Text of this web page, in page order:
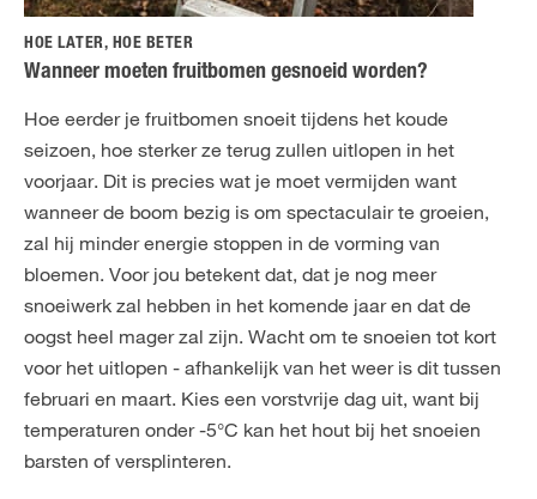
HOE LATER, HOE BETER
Wanneer moeten fruitbomen gesnoeid worden?
Hoe eerder je fruitbomen snoeit tijdens het koude
seizoen, hoe sterker ze terug zullen uitlopen in het
voorjaar. Dit is precies wat je moet vermijden want
wanneer de boom bezig is om spectaculair te groeien,
zal hij minder energie stoppen in de vorming van
bloemen. Voor jou betekent dat, dat je nog meer
snoeiwerk zal hebben in het komende jaar en dat de
oogst heel mager zal zijn. Wacht om te snoeien tot kort
voor het uitlopen - afhankelijk van het weer is dit tussen
februari en maart. Kies een vorstvrije dag uit, want bij
temperaturen onder -5°C kan het hout bij het snoeien
barsten of versplinteren.